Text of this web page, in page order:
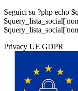
Seguici su ?php echo
Privacy UE GDPR